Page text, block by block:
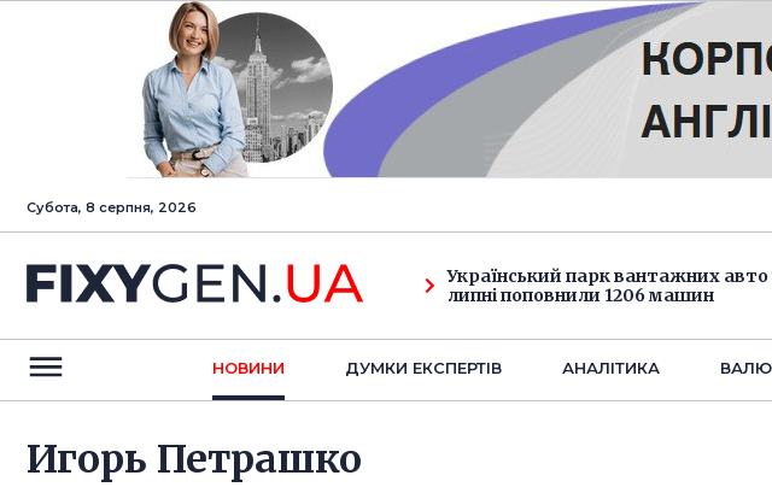
Субота, 8 серпня, 2026
Український парк вантажних авто
липні поповнили 1206 машин
НОВИНИ ДУМКИ ЕКСПЕРТIВ АНАЛIТИКА
Игорь Петрашко